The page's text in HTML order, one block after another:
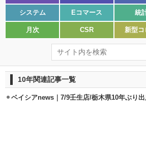
システム Eコマース 統
月次 CSR 新型コ
10年関連記事一覧
ベイシアnews｜7/9壬生店/栃木県10年ぶり